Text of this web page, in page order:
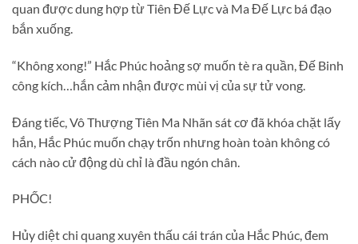
quan được dung hợp từ Tiên Đế Lực và Ma Đế Lực bá đạo
bắn xuống.
“Không xong!” Hắc Phúc hoảng sợ muốn tè ra quần, Đế Binh
công kích…hắn cảm nhận được mùi vị của sự tử vong.
Đáng tiếc, Vô Thượng Tiên Ma Nhãn sát cơ đã khóa chặt lấy
hắn, Hắc Phúc muốn chạy trốn nhưng hoàn toàn không có
cách nào cử động dù chỉ là đầu ngón chân.
PHỐC!
Hủy diệt chi quang xuyên thấu cái trán của Hắc Phúc, đem